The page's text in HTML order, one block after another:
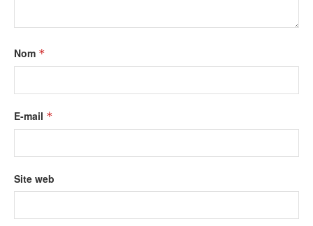
Nom *
E-mail *
Site web